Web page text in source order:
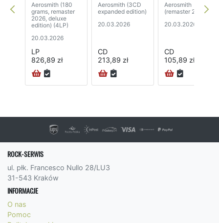
Aerosmith (180
grams, remaster
2026, deluxe
edition) (4LP)
20.03.2026
LP
826,89 zł
Aerosmith (3CD
expanded edition)
20.03.2026
CD
213,89 zł
Aerosmith
(remaster 2026)
20.03.2026
CD
105,89 zł
ROCK-SERWIS
ul. płk. Francesco Nullo 28/LU3
31-543 Kraków
INFORMACJE
O nas
Pomoc